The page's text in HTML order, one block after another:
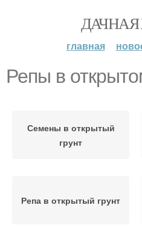
главная
Репы в
Семены в открытый
грунт
Репа в открытый грунт